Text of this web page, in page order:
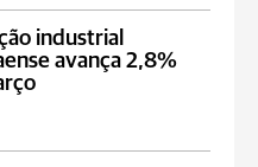
industrial
avança 2,8%